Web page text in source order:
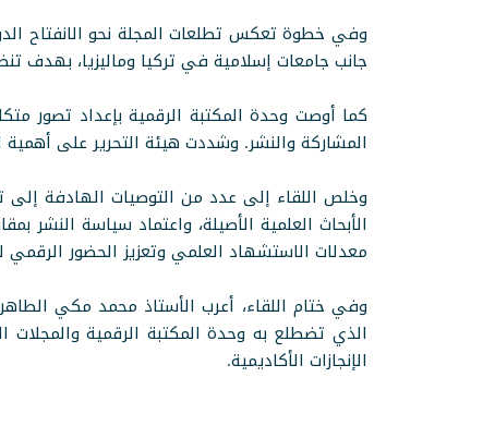
وفي خطوة تعكس تطلعات المجلة نحو الانفتاح
جانب جامعات إسلامية في تركيا وماليزيا، بهدف
كما أوصت وحدة المكتبة الرقمية بإعداد تصور
المشاركة والنشر. وشددت هيئة التحرير على أهمية
وخلص اللقاء إلى عدد من التوصيات الهادفة إلى
الأبحاث العلمية الأصيلة، واعتماد سياسة النشر
معدلات الاستشهاد العلمي وتعزيز الحضور الرقمي
وفي ختام اللقاء، أعرب الأستاذ محمد مكي
الذي تضطلع به وحدة المكتبة الرقمية
الإنجازات الأكاديمية.